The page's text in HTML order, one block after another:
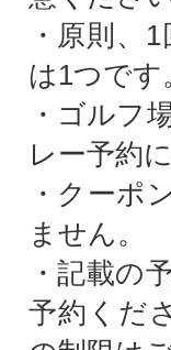
・原則、
は1つです
・ゴルフ
レー予約
・クーポ
ません。
・記載の
予約くだ